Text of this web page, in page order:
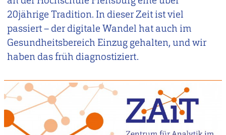
20jährige Tradition. In dieser Zeit ist viel
passiert – der digitale Wandel hat auch im
Gesundheitsbereich Einzug gehalten, und wir
haben das früh diagnostiziert.